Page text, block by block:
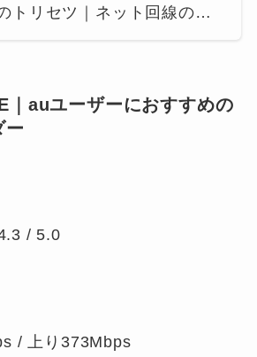
トリセツ｜ネット回線の…
｜auユーザーにおすすめの
ー
/ 5.0
/ 上り373Mbps